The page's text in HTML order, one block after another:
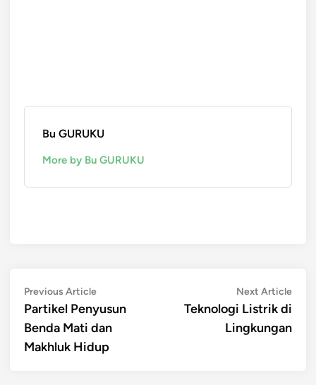
Bu GURUKU
More by Bu GURUKU
Post
navigation
Previous ArticlePrevious
article:
Partikel Penyusun
Benda Mati dan
Makhluk Hidup
Next ArticleNext
Teknologi Listrik di
Lingkungan